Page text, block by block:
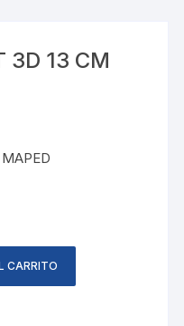
3D 13 CM
CARRITO